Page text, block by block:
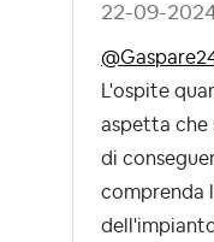
‎22-09-
L'ospite
aspetta che
di
comprenda